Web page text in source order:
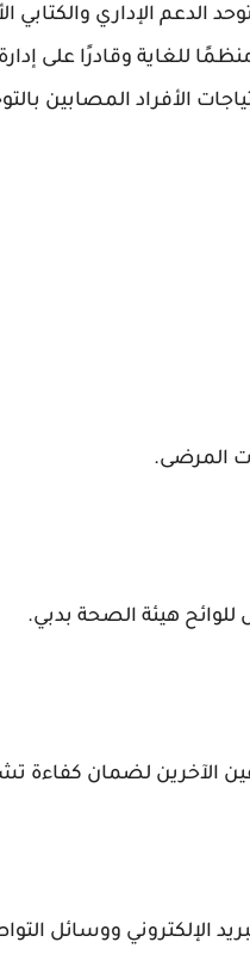
الدعم الإداري والكتابي
للغاية وقادرًا على
الأفراد المصابين
المرضى.
هيئة الصحة بدبي.
الآخرين لضمان كفاءة
الإلكتروني ووسائل